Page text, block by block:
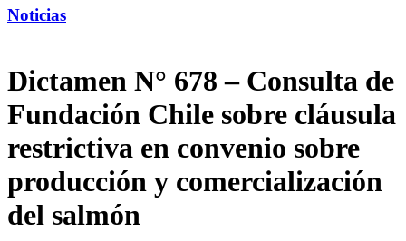
Noticias
Dictamen N° 678 – Consulta de
Fundación Chile sobre cláusula
restrictiva en convenio sobre
producción y comercialización
del salmón